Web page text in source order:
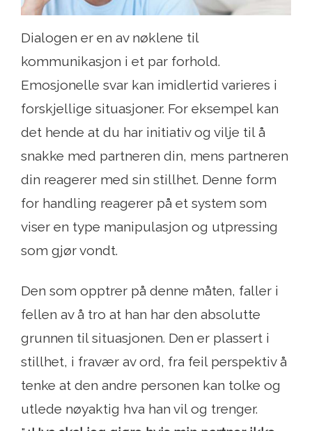
Dialogen er en av nøklene til
kommunikasjon i et par forhold.
Emosjonelle svar kan imidlertid varieres i
forskjellige situasjoner. For eksempel kan
det hende at du har initiativ og vilje til å
snakke med partneren din, mens partneren
din reagerer med sin stillhet. Denne form
for handling reagerer på et system som
viser en type manipulasjon og utpressing
som gjør vondt.
Den som opptrer på denne måten, faller i
fellen av å tro at han har den absolutte
grunnen til situasjonen. Den er plassert i
stillhet, i fravær av ord, fra feil perspektiv å
tenke at den andre personen kan tolke og
utlede nøyaktig hva han vil og trenger.